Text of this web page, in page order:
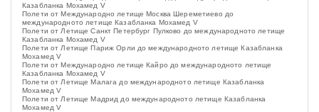
Казабланка Мохамед V
Полети от Международно летище Москва Шереметиево до
международното летище Казабланка Мохамед V
Полети от Летище Санкт Петербург Пулково до международното летище
Казабланка Мохамед V
Полети от Летище Париж Орли до международното летище Казабланка
Мохамед V
Полети от Международно летище Кайро до международното летище
Казабланка Мохамед V
Полети от Летище Малага до международното летище Казабланка
Мохамед V
Полети от Летище Мадрид до международното летище Казабланка
Мохамед V